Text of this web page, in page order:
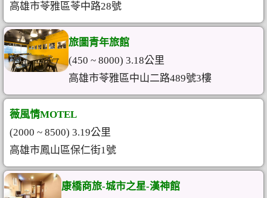
高雄市苓雅區苓中路28號
旅圖青年旅館
(450 ~ 8000) 3.18公里
高雄市苓雅區中山二路489號3樓
薇風情MOTEL
(2000 ~ 8500) 3.19公里
高雄市鳳山區保仁街1號
康橋商旅-城市之星-漢神館